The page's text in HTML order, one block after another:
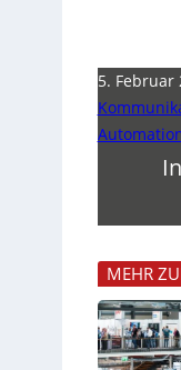
5. Februar
MEHR